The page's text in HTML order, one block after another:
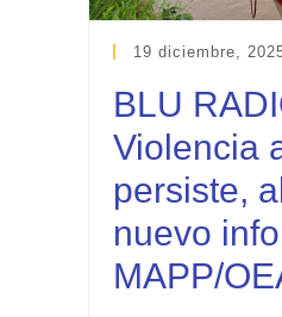
19 diciembre,
BLU
Violencia
persiste,
nuevo
MAPP/